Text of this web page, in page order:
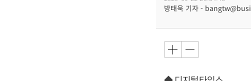
방태욱 기자 -